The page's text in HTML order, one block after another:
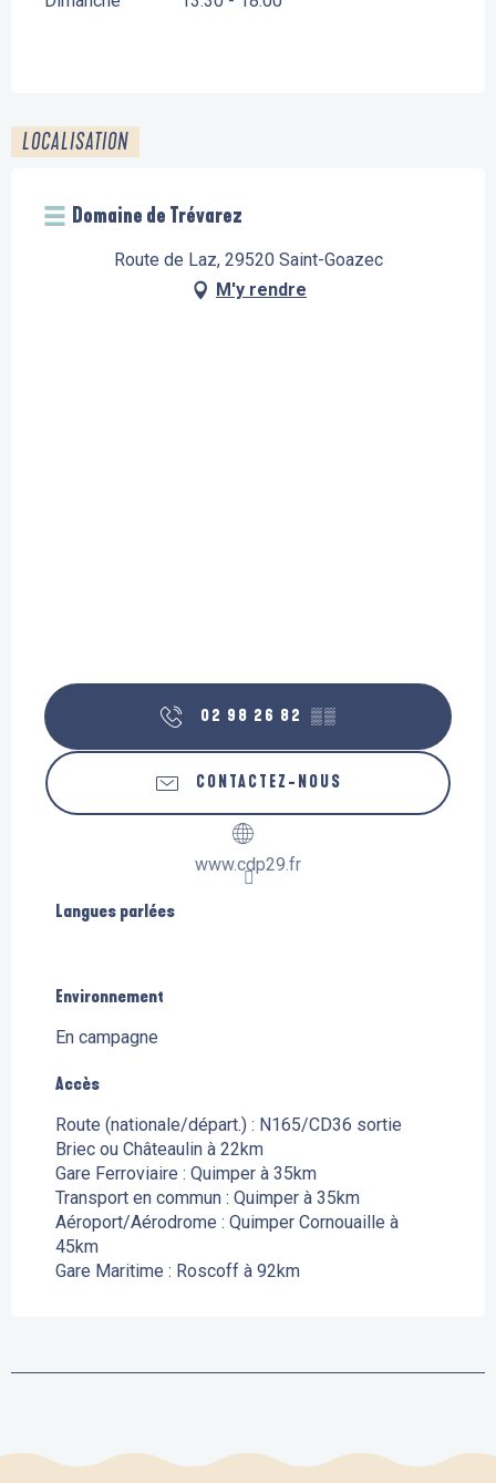
LOCALISATION
Domaine de Trévarez
Route de Laz, 29520 Saint-Goazec
M'y rendre
02 98 26 82 ▒▒
CONTACTEZ-NOUS
www.cdp29.fr
Langues parlées
Langues parlées
Environnement
Environnement
En campagne
Accès
Accès
Route (nationale/départ.) : N165/CD36 sortie
Briec ou Châteaulin à 22km
Gare Ferroviaire : Quimper à 35km
Transport en commun : Quimper à 35km
Aéroport/Aérodrome : Quimper Cornouaille à
45km
Gare Maritime : Roscoff à 92km